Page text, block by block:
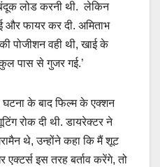
बंदूक लोड करनी थी. लेकिन
और फायर कर दी. अमिताभ
पोजीशन वही थी, खाई के
पास से गुजर गई.’
घटना के बाद फिल्म के एक्शन
रोक दी थी. डायरेक्टर ने
थे, उन्होंने कहा कि मैं शूट
इस तरह बर्ताव करेंगे, तो